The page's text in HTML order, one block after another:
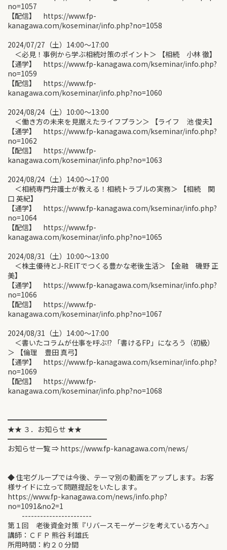
no=1057
【配信】 https://www.fp-
kanagawa.com/koseminar/info.php?no=1058
2024/07/27（土）14:00〜17:00
＜必見！事例から学ぶ相続対策のポイント＞ 【相続 小林 徹】
【通学】 https://www.fp-kanagawa.com/kseminar/info.php?
no=1059
【配信】 https://www.fp-
kanagawa.com/koseminar/info.php?no=1060
2024/08/24（土）10:00〜13:00
＜働き方の未来を見据えたライフプラン＞ 【ライフ 池 俊夫】
【通学】 https://www.fp-kanagawa.com/kseminar/info.php?
no=1062
【配信】 https://www.fp-
kanagawa.com/koseminar/info.php?no=1063
2024/08/24（土）14:00〜17:00
＜相続専門弁護士が教える！相続トラブルの実務＞ 【相続 関
口 英紀】
【通学】 https://www.fp-kanagawa.com/kseminar/info.php?
no=1064
【配信】 https://www.fp-
kanagawa.com/koseminar/info.php?no=1065
2024/08/31（土）10:00〜13:00
＜株主優待とJ-REITでつくる豊かな老後生活＞ 【金融 磯野 正
美】
【通学】 https://www.fp-kanagawa.com/kseminar/info.php?
no=1066
【配信】 https://www.fp-
kanagawa.com/koseminar/info.php?no=1067
2024/08/31（土）14:00〜17:00
＜書いたコラムが仕事を呼ぶ!? 「書けるFP」になろう（初級）
＞ 【倫理 豊田 真弓】
【通学】 https://www.fp-kanagawa.com/kseminar/info.php?
no=1069
【配信】 https://www.fp-
kanagawa.com/koseminar/info.php?no=1068
━━━━━━━━━━━━━━
★★ ３．お知らせ ★★
━━━━━━━━━━━━━━
お知らせ一覧 ⇒ https://www.fp-kanagawa.com/news/
◆ 住宅グループでは今後、テーマ別の動画をアップします。お客
様サイドに立って問題提起をいたします。
https://www.fp-kanagawa.com/news/info.php?
no=1091&no2=1
-----------------------
第１回 老後資金対策『リバースモーゲージを考えている方へ』
講師：ＣＦＰ 熊谷 利雄氏
所用時間：約２０分間